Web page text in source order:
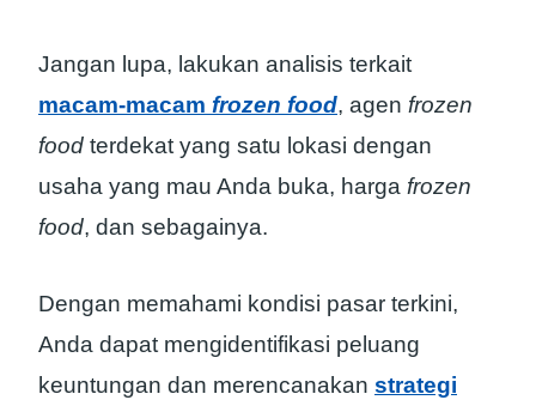
Jangan lupa, lakukan analisis terkait
macam-macam frozen food, agen frozen
food terdekat yang satu lokasi dengan
usaha yang mau Anda buka, harga frozen
food, dan sebagainya.
Dengan memahami kondisi pasar terkini,
Anda dapat mengidentifikasi peluang
keuntungan dan merencanakan strategi